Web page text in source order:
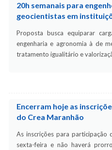
20h semanais para
geocientistas em
Proposta busca equiparar
engenharia e agronomia à de
tratamento igualitário e
Encerram hoje as
do Crea Maranhão
As inscrições para participação
sexta-feira e não haverá